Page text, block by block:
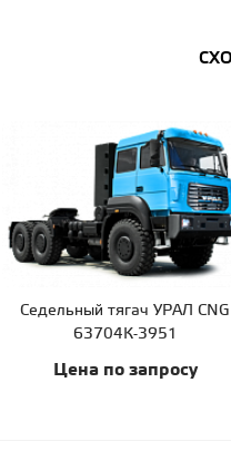
Седельный тягач УРАЛ CNG
63704К-3951
Цена по запросу